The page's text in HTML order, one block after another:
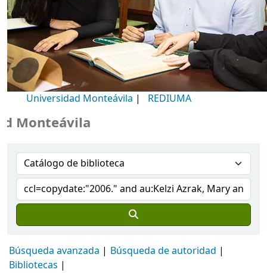
Universidad Monteávila | REDIUMA
Búsqueda avanzada
Búsqueda de autoridad
Bibliotecas